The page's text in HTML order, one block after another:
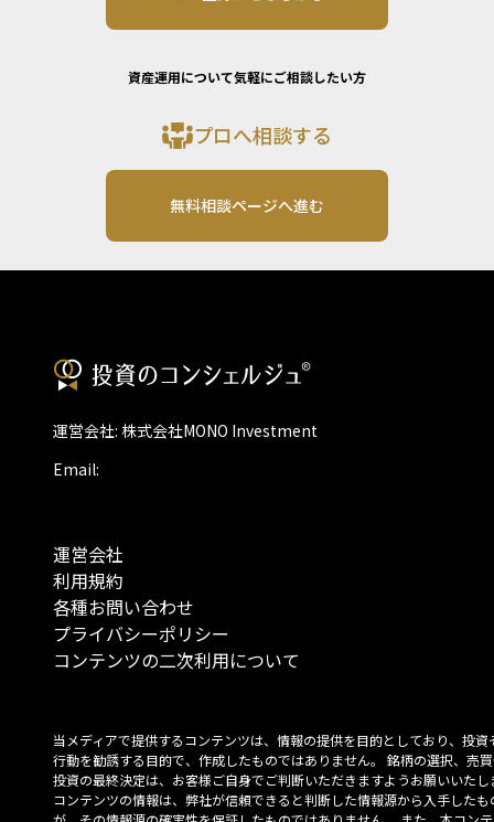
資産運用について気軽にご相談したい方
プロへ相談する
無料相談ページへ進む
運営会社: 株式会社MONO Investment
Email:
運営会社
利用規約
各種お問い合わせ
プライバシーポリシー
コンテンツの二次利用について
当メディアで提供するコンテンツは、情報の提供を目的としており、投資
行動を勧誘する目的で、作成したものではありません。 銘柄の選択、売
投資の最終決定は、お客様ご自身でご判断いただきますようお願いいたし
コンテンツの情報は、弊社が信頼できると判断した情報源から入手したも